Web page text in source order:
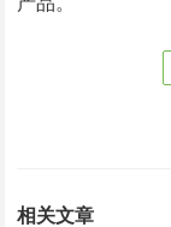
相关文章